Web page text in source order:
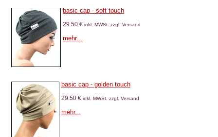
basic cap - soft touch
29.50 € inkl. MWSt. zzgl. Versand
mehr...
basic cap - golden touch
29.50 € inkl. MWSt. zzgl. Versand
mehr...